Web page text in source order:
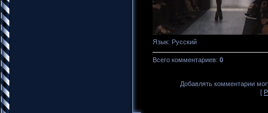
Язык: Русский
Всего комментариев: 0
Добавлять комментарии
[